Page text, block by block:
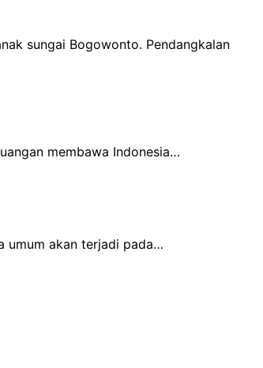
sungai Bogowonto. Pendangkalan
membawa Indonesia…
umum akan terjadi pada…